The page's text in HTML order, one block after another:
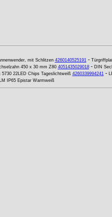
mit Schlitzen 4260140525191-
450 x 30 mm Z80 4051435029018- DIN
22LED Chips Tageslichtweiß 4260339994241-
IP65 Epistar Warmweiß